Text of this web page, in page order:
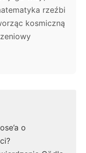
rzeźbi
kosmiczną
o